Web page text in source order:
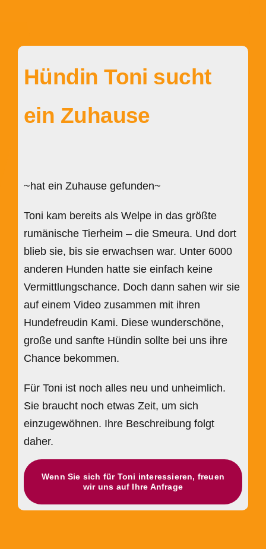
Hündin Toni sucht
ein Zuhause
~hat ein Zuhause gefunden~
Toni kam bereits als Welpe in das größte
rumänische Tierheim – die Smeura. Und dort
blieb sie, bis sie erwachsen war. Unter 6000
anderen Hunden hatte sie einfach keine
Vermittlungschance. Doch dann sahen wir sie
auf einem Video zusammen mit ihren
Hundefreudin Kami. Diese wunderschöne,
große und sanfte Hündin sollte bei uns ihre
Chance bekommen.
Für Toni ist noch alles neu und unheimlich.
Sie braucht noch etwas Zeit, um sich
einzugewöhnen. Ihre Beschreibung folgt
daher.
Wenn Sie sich für Toni interessieren, freuen
wir uns auf Ihre Anfrage